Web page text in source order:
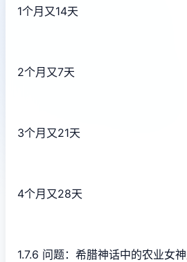
1个月又14天
2个月又7天
3个月又21天
4个月又28天
1.7.6 问题：希腊神话中的农业女